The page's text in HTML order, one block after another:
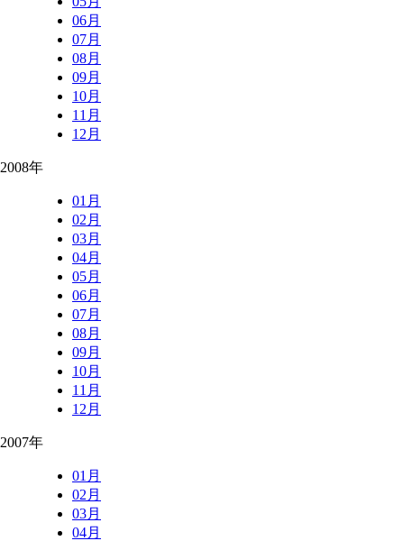
06月
07月
08月
09月
10月
11月
12月
2008年
01月
02月
03月
04月
05月
06月
07月
08月
09月
10月
11月
12月
2007年
01月
02月
03月
04月